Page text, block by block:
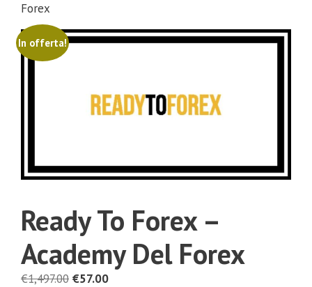
Forex
In offerta!
Ready To Forex –
Academy Del Forex
€1,497.00 Il
€57.00Il